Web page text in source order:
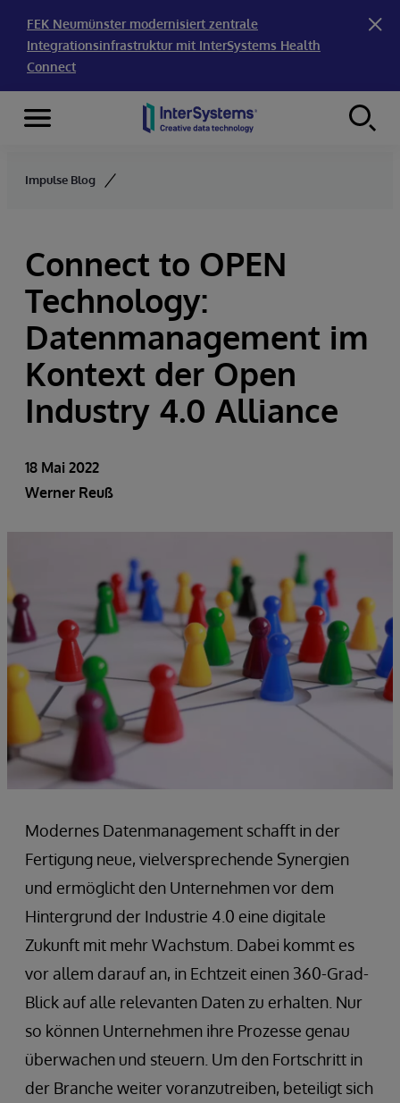
FEK Neumünster modernisiert zentrale
Integrationsinfrastruktur mit InterSystems Health
Connect
Skip to content
Menu
Impulse Blog
Connect to OPEN
Technology:
Datenmanagement im
Kontext der Open
Industry 4.0 Alliance
18 Mai 2022
Werner Reuß
Modernes Datenmanagement schafft in der
Fertigung neue, vielversprechende Synergien
und ermöglicht den Unternehmen vor dem
Hintergrund der Industrie 4.0 eine digitale
Zukunft mit mehr Wachstum. Dabei kommt es
vor allem darauf an, in Echtzeit einen 360-Grad-
Blick auf alle relevanten Daten zu erhalten. Nur
so können Unternehmen ihre Prozesse genau
überwachen und steuern. Um den Fortschritt in
der Branche weiter voranzutreiben, beteiligt sich